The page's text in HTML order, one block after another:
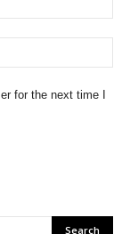
for the next time I